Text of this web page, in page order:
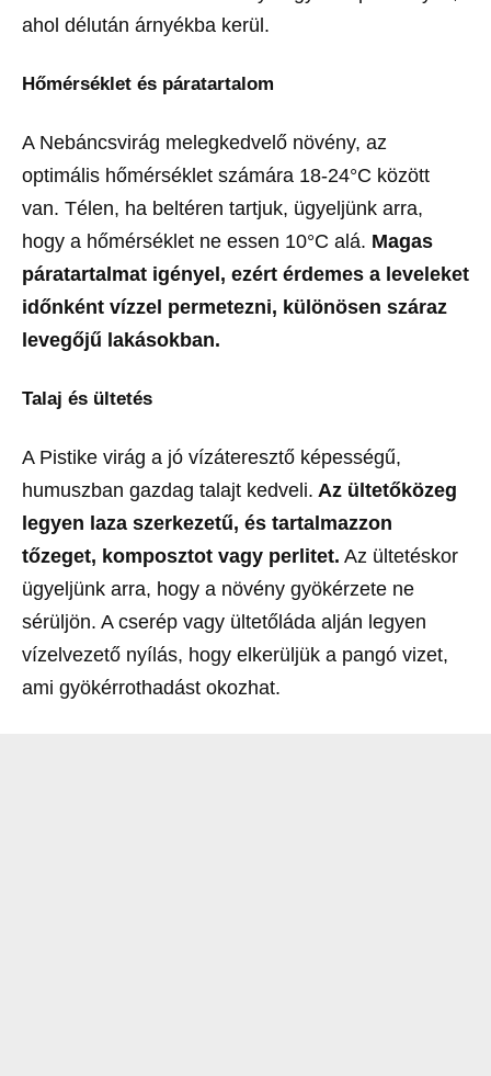
ahol délután árnyékba kerül.
Hőmérséklet és páratartalom
A Nebáncsvirág melegkedvelő növény, az
optimális hőmérséklet számára 18-24°C között
van. Télen, ha beltéren tartjuk, ügyeljünk arra,
hogy a hőmérséklet ne essen 10°C alá. Magas
páratartalmat igényel, ezért érdemes a leveleket
időnként vízzel permetezni, különösen száraz
levegőjű lakásokban.
Talaj és ültetés
A Pistike virág a jó vízáteresztő képességű,
humuszban gazdag talajt kedveli. Az ültetőközeg
legyen laza szerkezetű, és tartalmazzon
tőzeget, komposztot vagy perlitet. Az ültetéskor
ügyeljünk arra, hogy a növény gyökérzete ne
sérüljön. A cserép vagy ültetőláda alján legyen
vízelvezető nyílás, hogy elkerüljük a pangó vizet,
ami gyökérrothadást okozhat.